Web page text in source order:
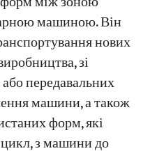
машиною. Він
нових
зі
передавальних
машини, а також
форм, які
з машини до